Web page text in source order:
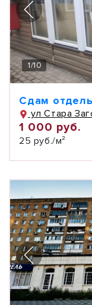
1/10
Сдам
ул Стара
1 000 руб.
25 руб./м²